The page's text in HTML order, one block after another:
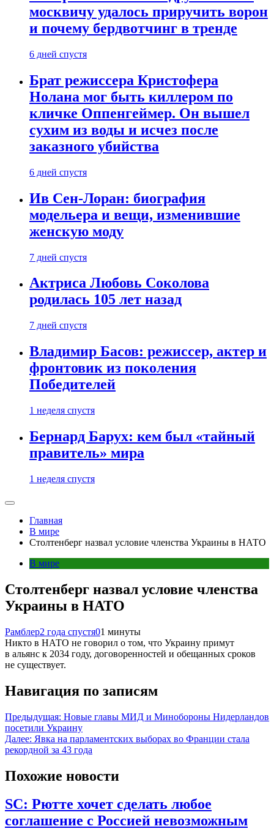
москвичу удалось приручить ворон
и почему бердвотчинг в тренде
6 дней спустя
Брат режиссера Кристофера
Нолана мог быть киллером по
кличке Оппенгеймер. Он вышел
сухим из воды и исчез после
заказного убийства
6 дней спустя
Ив Сен-Лоран: биография
модельера и вещи, изменившие
женскую моду
7 дней спустя
Актриса Любовь Соколова
родилась 105 лет назад
7 дней спустя
Владимир Басов: режиссер, актер и
фронтовик из поколения
Победителей
1 неделя спустя
Бернард Барух: кем был «тайный
правитель» мира
1 неделя спустя
Главная
В мире
Столтенберг назвал условие членства Украины в НАТО
В мире
Столтенберг назвал условие членства
Украины в НАТО
Рамблер2 года спустя01 минуты
Никто в НАТО не говорил о том, что Украину примут
в альянс к 2034 году, договоренностей и обещанных сроков
не существует.
Навигация по записям
Предыдущая: Новые главы МИД и Минобороны Нидерландов
посетили Украину
Далее: Явка на парламентских выборах во Франции стала
рекордной за 43 года
Похожие новости
SC: Рютте хочет сделать любое
соглашение с Россией невозможным